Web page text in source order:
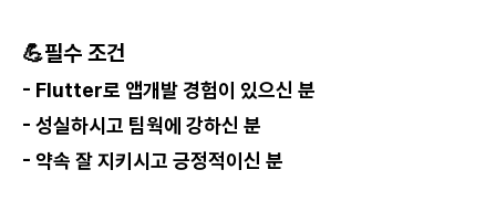
💪필수 조건
- Flutter로 앱개발 경험이 있으신 분
- 성실하시고 팀웍에 강하신 분
- 약속 잘 지키시고 긍정적이신 분